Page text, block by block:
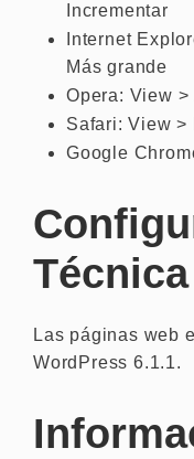
Incrementar
Internet
Más grande
Opera: View >
Safari: View >
Google
Técnica
Las páginas web
WordPress 6.1.1.